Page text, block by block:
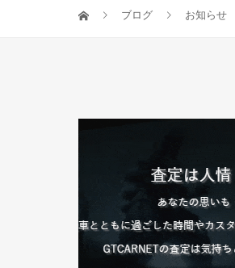
ブログ お知らせ